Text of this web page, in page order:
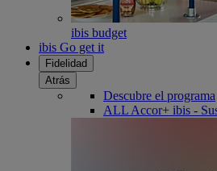
ibis budget
ibis Go get it
Fidelidad
Atrás
Descubre el programa
ALL Accor+ ibis -